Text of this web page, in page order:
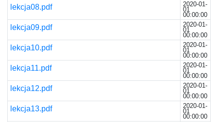
lekcja08.pdf 2020-01-
01
00:00:00
lekcja09.pdf 2020-01-
01
00:00:00
lekcja10.pdf 2020-01-
01
00:00:00
lekcja11.pdf 2020-01-
01
00:00:00
lekcja12.pdf 2020-01-
01
00:00:00
lekcja13.pdf 2020-01-
01
00:00:00